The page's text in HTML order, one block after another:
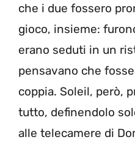
che i due fossero
gioco, insieme:
erano seduti in un
pensavano che
coppia. Soleil, però,
tutto, definendolo
alle telecamere di